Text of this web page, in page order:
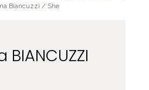
Biancuzzi / She
BIANCUZZI